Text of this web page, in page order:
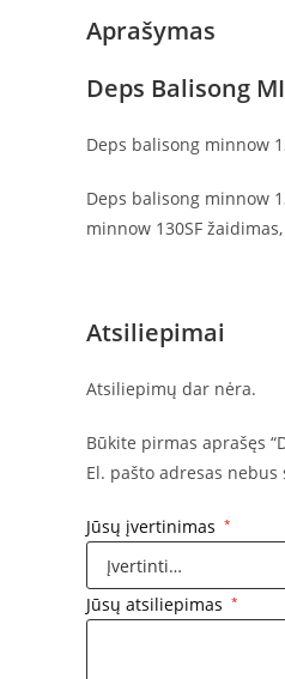
Aprašymas
Deps Balisong
Deps balisong minnow
Deps balisong minnow
minnow 130SF
Atsiliepimai
Atsiliepimų dar nėra.
Būkite pirmas aprašęs
El. pašto adresas nebus
Jūsų įvertinimas *
Jūsų atsiliepimas *